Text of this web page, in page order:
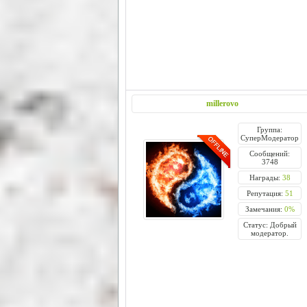
millerovo
Группа:
СуперМодератор
Сообщений:
3748
Награды: 38
Репутация: 51
Замечания: 0%
Статус: Добрый
модератор.